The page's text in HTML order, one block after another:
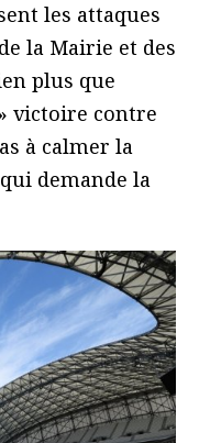
les attaques
la Mairie et des
plus que
victoire contre
à calmer la
demande la